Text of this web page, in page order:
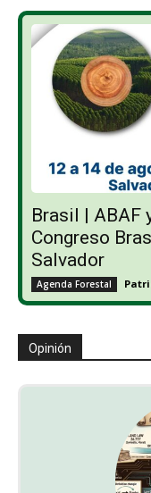
Brasil | ABAF
Congreso
Salvador
Agenda Forestal
Opinión